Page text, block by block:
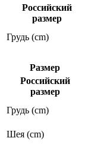
Российский
размер
Грудь (cm)
Размер
Российский
размер
Грудь (cm)
Шея (cm)